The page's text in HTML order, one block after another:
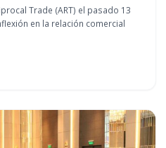
Trade (ART) el pasado 13
en la relación comercial